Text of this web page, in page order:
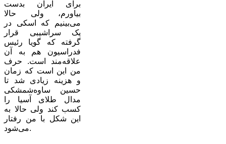
برای ایران بدست
بیاورم، ولی حالا
می‌بینیم که اسکی در
یک سراشیبی قرار
گرفته که گویا رئیس
فدراسیون هم به آن
علاقه‌مند است. حرف
من این است که زمان
و هزینه زیادی شد تا
حسین ساوه‌شمشکی
مدال طلای آسیا را
کسب کند ولی حالا به
این شکل با من رفتار
می‌شود.